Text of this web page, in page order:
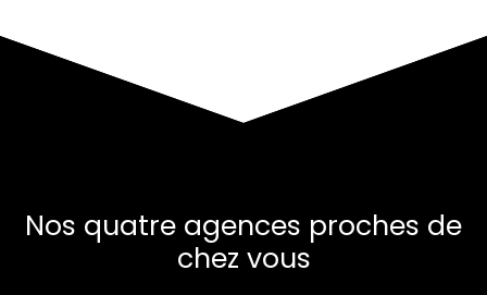
Nos quatre agences proches de
chez vous